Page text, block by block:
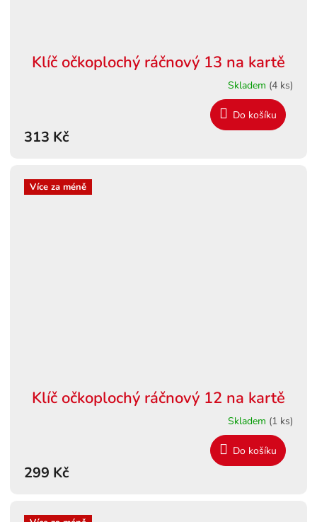
Klíč očkoplochý ráčnový 13 na kartě
Skladem (4 ks)
313 Kč
Do košíku
Více za méně
Klíč očkoplochý ráčnový 12 na kartě
Skladem (1 ks)
299 Kč
Do košíku